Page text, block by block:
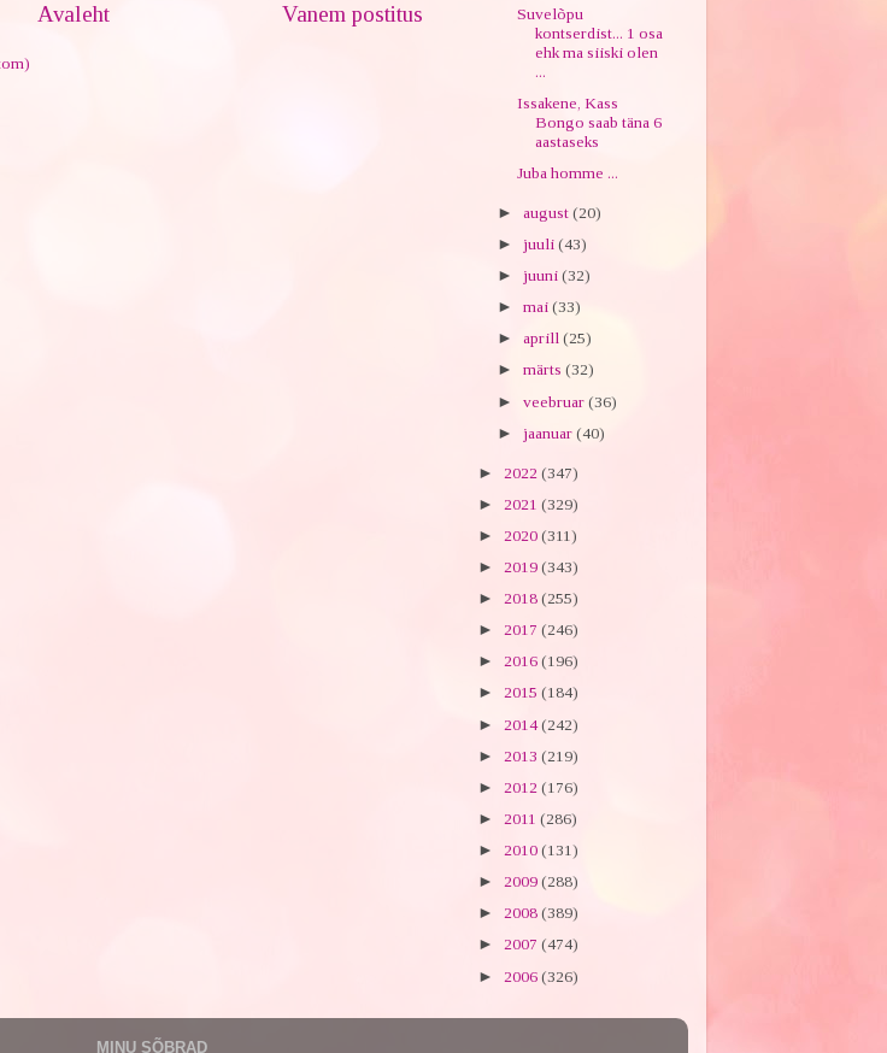
Vanem postitus
Avaleht
Suvelõpu
kontserdist... 1 osa
ehk ma siiski olen
...
Issakene, Kass
Bongo saab täna 6
aastaseks
Juba homme ...
► august (20)
► juuli (43)
► juuni (32)
► mai (33)
► aprill (25)
► märts (32)
► veebruar (36)
► jaanuar (40)
► 2022 (347)
► 2021 (329)
► 2020 (311)
► 2019 (343)
► 2018 (255)
► 2017 (246)
► 2016 (196)
► 2015 (184)
► 2014(242)
► 2013 (219)
► 2012 (176)
► 2011 (286)
► 2010 (131)
► 2009 (288)
► 2008 (389)
► 2007 (474)
► 2006 (326)
MINU SÕBRAD